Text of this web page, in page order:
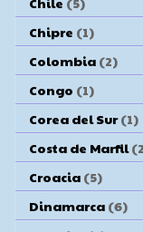
Chipre (1)
Colombia (2)
Congo (1)
Corea del Sur (1)
Costa de Marfil
Croacia (5)
Dinamarca (6)